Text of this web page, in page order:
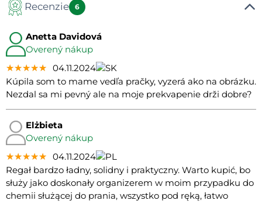
Recenzie 6
Anetta Davidová
Overený nákup
★★★★★
★★★★★
★★★★★ 04.11.2024
Kúpila som to mame vedľa pračky, vyzerá ako na obrázku.
Nezdal sa mi pevný ale na moje prekvapenie drži dobre?
Elżbieta
Overený nákup
★★★★★
★★★★★
★★★★★ 04.11.2024
Regał bardzo ładny, solidny i praktyczny. Warto kupić, bo
służy jako doskonały organizerem w moim przypadku do
chemii służącej do prania, wszystko pod ręką, łatwo